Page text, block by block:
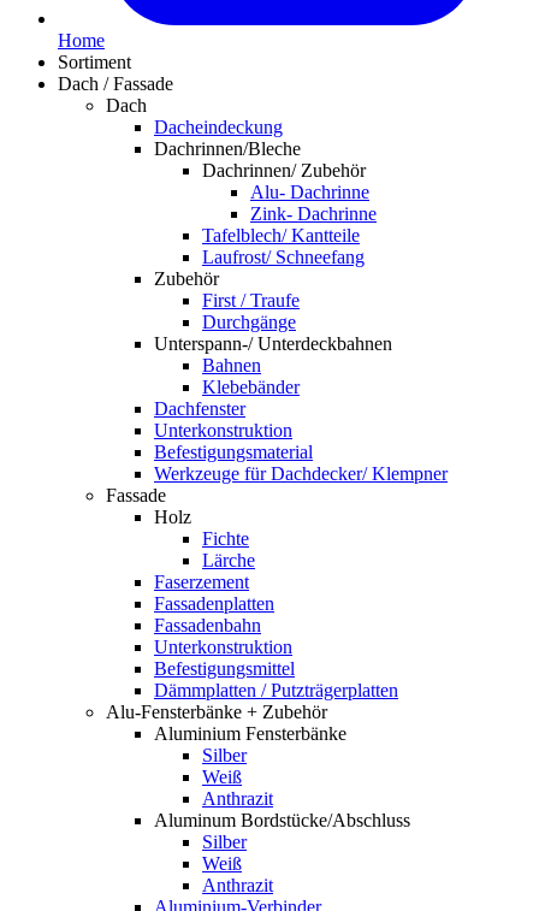
Home
Sortiment
Dach / Fassade
Dach
Dacheindeckung
Dachrinnen/Bleche
Dachrinnen/ Zubehör
Alu- Dachrinne
Zink- Dachrinne
Tafelblech/ Kantteile
Laufrost/ Schneefang
Zubehör
First / Traufe
Durchgänge
Unterspann-/ Unterdeckbahnen
Bahnen
Klebebänder
Dachfenster
Unterkonstruktion
Befestigungsmaterial
Werkzeuge für Dachdecker/ Klempner
Fassade
Holz
Fichte
Lärche
Faserzement
Fassadenplatten
Fassadenbahn
Unterkonstruktion
Befestigungsmittel
Dämmplatten / Putzträgerplatten
Alu-Fensterbänke + Zubehör
Aluminium Fensterbänke
Silber
Weiß
Anthrazit
Aluminum Bordstücke/Abschluss
Silber
Weiß
Anthrazit